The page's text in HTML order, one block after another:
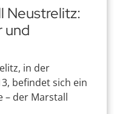
Neustrelitz:
und
in der
befindet sich ein
– der Marstall